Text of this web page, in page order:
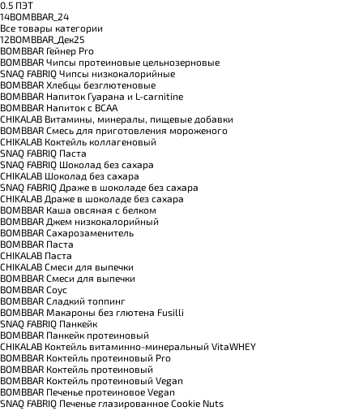
0.5 ПЭТ
14BOMBBAR_24
Все товары категории
12BOMBBAR_Дек25
BOMBBAR Гейнер Pro
BOMBBAR Чипсы протеиновые цельнозерновые
SNAQ FABRIQ Чипсы низкокалорийные
BOMBBAR Хлебцы безглютеновые
BOMBBAR Напиток Гуарана и L-carnitine
BOMBBAR Напиток с BCAA
CHIKALAB Витамины, минералы, пищевые добавки
BOMBBAR Смесь для приготовления мороженого
CHIKALAB Коктейль коллагеновый
SNAQ FABRIQ Паста
SNAQ FABRIQ Шоколад без сахара
CHIKALAB Шоколад без сахара
SNAQ FABRIQ Драже в шоколаде без сахара
CHIKALAB Драже в шоколаде без сахара
BOMBBAR Каша овсяная с белком
BOMBBAR Джем низкокалорийный
BOMBBAR Сахарозаменитель
BOMBBAR Паста
CHIKALAB Паста
CHIKALAB Смеси для выпечки
BOMBBAR Смеси для выпечки
BOMBBAR Соус
BOMBBAR Сладкий топпинг
BOMBBAR Макароны без глютена Fusilli
SNAQ FABRIQ Панкейк
BOMBBAR Панкейк протеиновый
CHIKALAB Коктейль витаминно-минеральный VitaWHEY
BOMBBAR Коктейль протеиновый Pro
BOMBBAR Коктейль протеиновый
BOMBBAR Коктейль протеиновый Vegan
BOMBBAR Печенье протеиновое Vegan
SNAQ FABRIQ Печенье глазированное Cookie Nuts